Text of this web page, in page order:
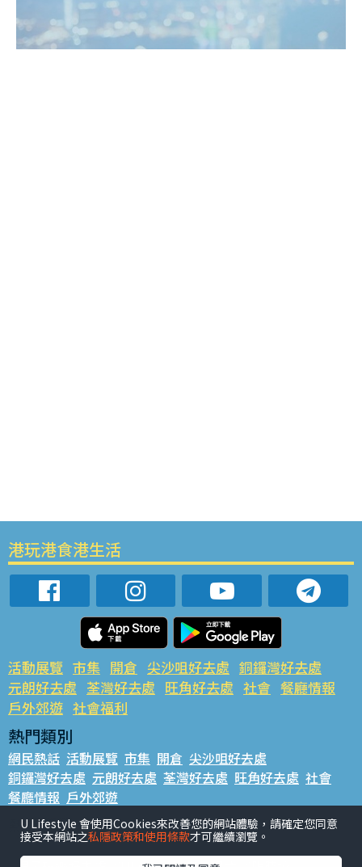
港玩港食港生活
活動展覽 市集 開倉 尖沙咀好去處 銅鑼灣好去處
元朗好去處 荃灣好去處 旺角好去處 社會 餐廳情報
戶外郊遊 社會福利
熱門類別
網民熱話 活動展覽 市集 開倉 尖沙咀好去處
銅鑼灣好去處 元朗好去處 荃灣好去處 旺角好去處 社會
餐廳情報 戶外郊遊
熱門標籤
#UGO搵好去處 #人氣活動推介 #美食社群熱話
U Lifestyle 會使用Cookies來改善您的網站體驗，請確定您同意
接受本網站之私隱政策和使用條款才可繼續瀏覽。